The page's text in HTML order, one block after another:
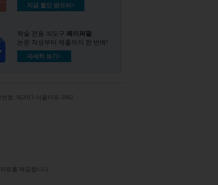
지금 할인 받으러>
학술 전용 AI도구 페이퍼팔
논문 작성부터 제출까지 한 번에!
자세히 보기>
호: 제2011-서울마포-1692
료를 제공합니다.